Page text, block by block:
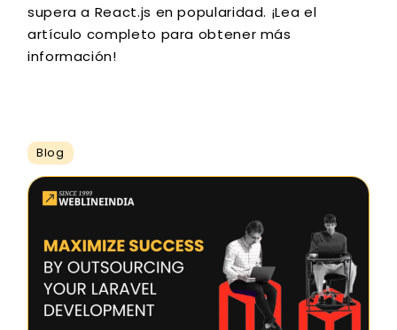
supera a React.js en popularidad. ¡Lea el
artículo completo para obtener más
información!
Blog